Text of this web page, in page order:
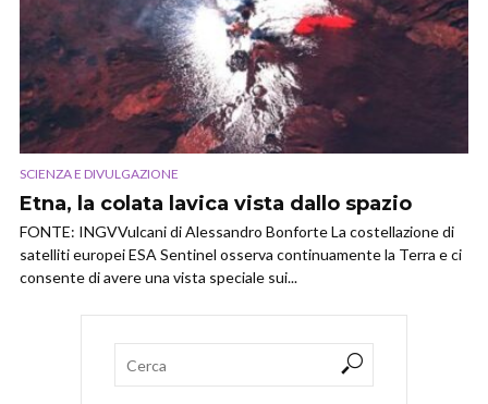
SCIENZA E DIVULGAZIONE
Etna, la colata lavica vista dallo spazio
FONTE: INGVVulcani di Alessandro Bonforte La costellazione di
satelliti europei ESA Sentinel osserva continuamente la Terra e ci
consente di avere una vista speciale sui...